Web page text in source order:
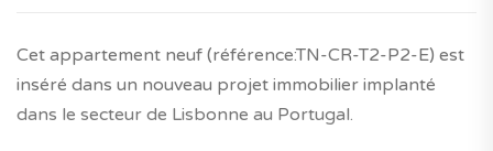
Le saviez-vous? Avec TAGUS NOVO, vous pouvez
comparer les logements neufs au Portugal.
Cet appartement neuf (référence:TN-CR-T2-P2-E) est
inséré dans un nouveau projet immobilier implanté
dans le secteur de Lisbonne au Portugal.